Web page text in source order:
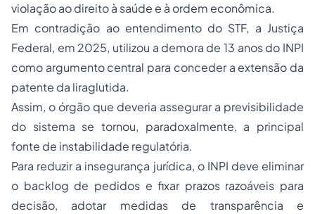
violação ao direito à saúde e à ordem econômica.
Em contradição ao entendimento do STF, a Justiça
Federal, em 2025, utilizou a demora de 13 anos do INPI
como argumento central para conceder a extensão da
patente da liraglutida.
Assim, o órgão que deveria assegurar a previsibilidade
do sistema se tornou, paradoxalmente, a principal
fonte de instabilidade regulatória.
Para reduzir a insegurança jurídica, o INPI deve eliminar
o backlog de pedidos e fixar prazos razoáveis para
decisão, adotar medidas de transparência e